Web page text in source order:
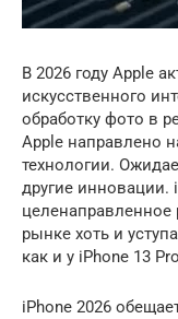
В 2026 году Apple
искусственного
обработку фото в
Apple направлено
технологии.
другие инновации.
целенаправленное
рынке хоть и
как и у iPhone 13
iPhone 2026